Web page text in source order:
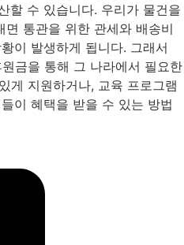
할 수 있습니다. 우리가 물건을
통관을 위한 관세와 배송비
이 발생하게 됩니다. 그래서
금을 통해 그 나라에서 필요한
게 지원하거나, 교육 프로그램
이 혜택을 받을 수 있는 방법